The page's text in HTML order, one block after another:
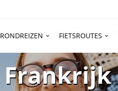
RONDREIZEN FIETSROUTES
Frankrijk